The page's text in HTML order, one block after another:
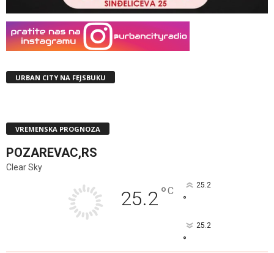
URBAN CITY NA FEJSBUKU
VREMENSKA PROGNOZA
POZAREVAC,RS
Clear Sky
25.2°C 25.2
°
25.2
°